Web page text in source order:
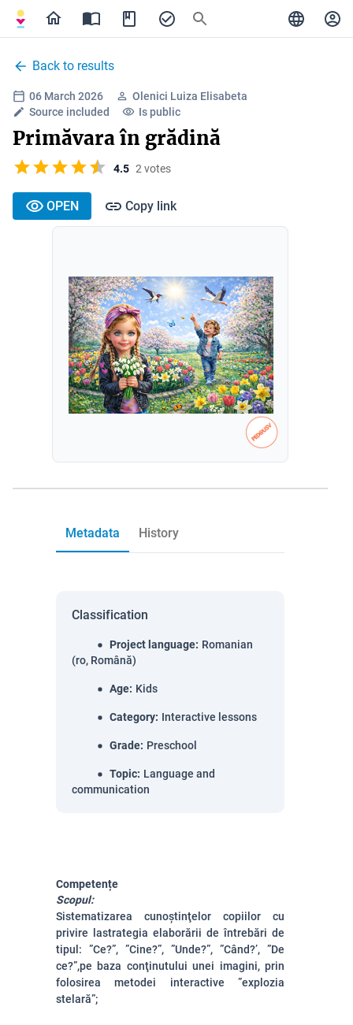
Back to results
06 March 2026
Olenici Luiza Elisabeta
Source included
Is public
Primăvara în grădină
4.5 2 votes
OPEN Copy link
Metadata History
Classification
Project language: Romanian
(ro, Română)
Age: Kids
Category: Interactive lessons
Grade: Preschool
Topic: Language and
communication
Competențe
Scopul:
Sistematizarea cunoştinţelor copiilor cu
privire lastrategia elaborării de întrebări de
tipul: ”Ce?”, ”Cine?”, ”Unde?”, ”Când?’, ”De
ce?”,pe baza conţinutului unei imagini, prin
folosirea metodei interactive ”explozia
stelară”;